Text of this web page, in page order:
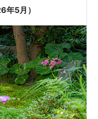
も（苦笑）。 ★応援
年5月）